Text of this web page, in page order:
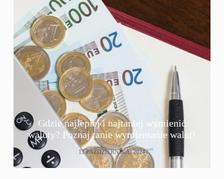
Gdzie najlepiej i najtaniej wymienić
waluty? Poznaj tanie wymienianie walut!
11 PAŹDZIERNIKA, 2024